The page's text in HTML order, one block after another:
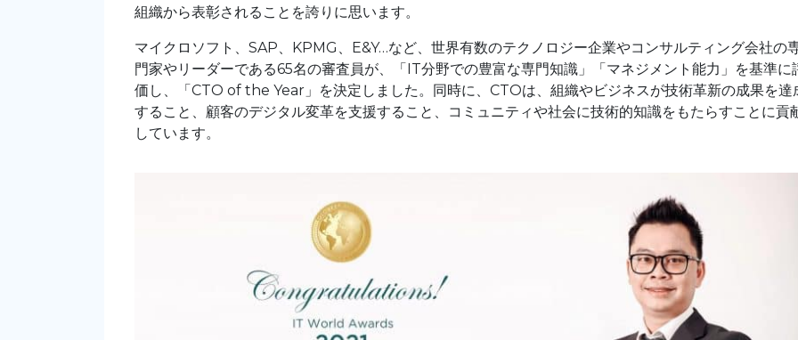
組織から表彰されることを誇りに思います。
マイクロソフト、SAP、KPMG、E&Y…など、世界有数のテクノロジー企業やコンサルティング会社の
門家やリーダーである65名の審査員が、「IT分野での豊富な専門知識」「マネジメント能力」を基準に
価し、「CTO of the Year」を決定しました。同時に、CTOは、組織やビジネスが技術革新の成果を達
すること、顧客のデジタル変革を支援すること、コミュニティや社会に技術的知識をもたらすことに貢
しています。